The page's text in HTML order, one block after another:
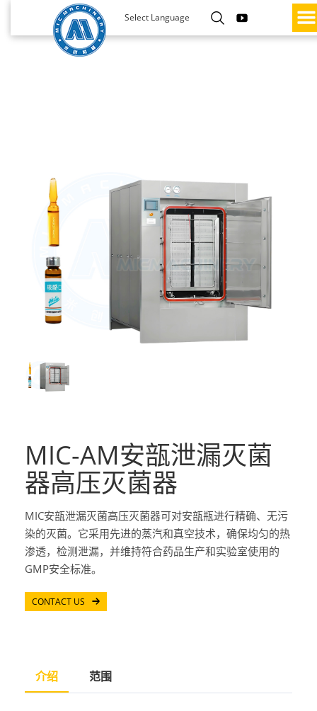
Select Language
MIC-AM安瓿泄漏灭菌
器高压灭菌器
MIC安瓿泄漏灭菌高压灭菌器可对安瓿瓶进行精确、无污
染的灭菌。它采用先进的蒸汽和真空技术，确保均匀的热
渗透，检测泄漏，并维持符合药品生产和实验室使用的
GMP安全标准。
CONTACT US
介绍 范围